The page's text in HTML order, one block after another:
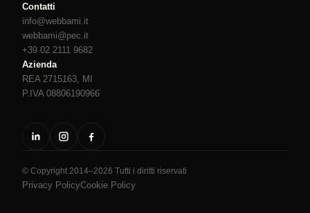
Contatti
info@webbami.it
webbami@pec.it
+39 02 2111 9682
Azienda
REA 2715163, MI
P.IVA 08806190966
© Copyright 2014–2026 Tutti i diritti riservati
Privacy PolicyCookie Policy